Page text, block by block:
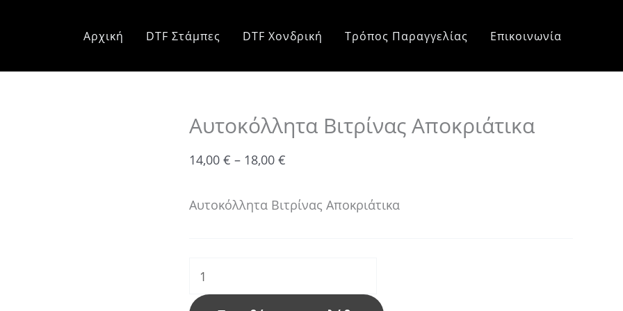
Αρχική DTF Στάμπες DTF Χονδρική Τρόπος Παραγγελίας Επικοινωνία
Αυτοκόλλητα Βιτρίνας Αποκριάτικα
14,00 € – 18,00 €
range:
Αυτοκόλλητα Βιτρίνας Αποκριάτικα
Βιτρίνας